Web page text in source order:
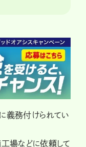
義務付けられてい
場などに依頼して